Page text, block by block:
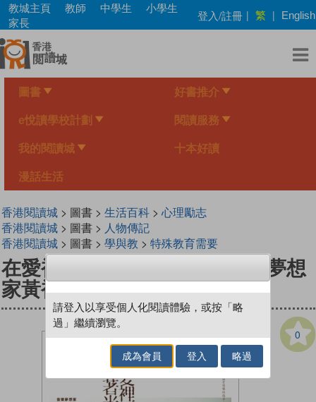
Skip
main
content
教城主頁 教師 中學生
小學生
家長
登入/註冊 | 繁 | English
圖書 好書推介
e悅讀學校計劃 閱讀服務
我的閱讀城 十本好讀
漫話生活
香港閱讀城> 圖書 > 生活百科> 心理勵志
香港閱讀城> 圖書 > 人物傳記
香港閱讀城> 圖書 > 學與教 > 特殊教育需要
在愛裡，我逆著光飛翔──音樂夢想
家黃裕翔的成長故事
0
請登入以享受個人化閱讀體驗，或按「略
過」繼續瀏覽。
成為會員 登入 略過